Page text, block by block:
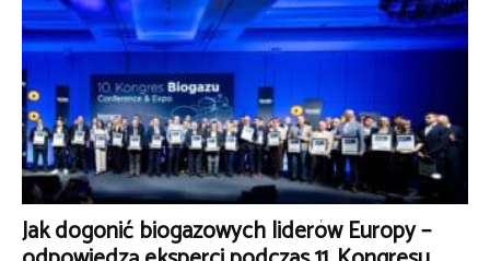
Jak dogonić biogazowych liderów Europy –